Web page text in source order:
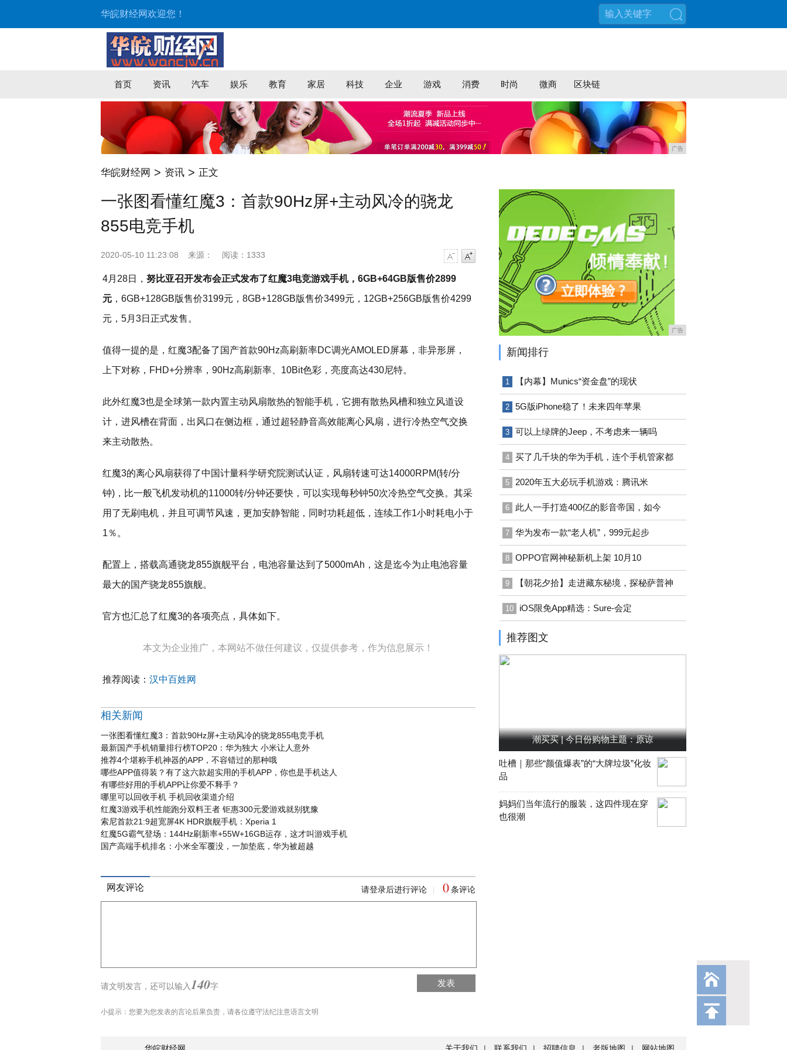
华皖财经网欢迎您！
首页 资讯 汽车 娱乐 教育 家居 科技 企业 游戏 消费 时尚 微商 区块链
广告
华皖财经网 > 资讯 > 正文
一张图看懂红魔3：首款90Hz屏+主动风冷的骁龙
855电竞手机
2020-05-10 11:23:08 来源： 阅读：1333
4月28日，努比亚召开发布会正式发布了红魔3电竞游戏手机，6GB+64GB版售价2899
元 ，6GB+128GB版售价3199元，8GB+128GB版售价3499元，12GB+256GB版售价4299
元，5月3日正式发售。
值得一提的是，红魔3配备了国产首款90Hz高刷新率DC调光AMOLED屏幕，非异形屏，
上下对称，FHD+分辨率，90Hz高刷新率、10Bit色彩，亮度高达430尼特。
此外红魔3也是全球第一款内置主动风扇散热的智能手机，它拥有散热风槽和独立风道设
计，进风槽在背面，出风口在侧边框，通过超轻静音高效能离心风扇，进行冷热空气交换
来主动散热。
红魔3的离心风扇获得了中国计量科学研究院测试认证，风扇转速可达14000RPM(转/分
钟)，比一般飞机发动机的11000转/分钟还要快，可以实现每秒钟50次冷热空气交换。其采
用了无刷电机，并且可调节风速，更加安静智能，同时功耗超低，连续工作1小时耗电小于
1％。
配置上，搭载高通骁龙855旗舰平台，电池容量达到了5000mAh，这是迄今为止电池容量
最大的国产骁龙855旗舰。
官方也汇总了红魔3的各项亮点，具体如下。
本文为企业推广，本网站不做任何建议，仅提供参考，作为信息展示！
推荐阅读： 汉中百姓网
相关新闻
一张图看懂红魔3：首款90Hz屏+主动风冷的骁龙855电竞手机
最新国产手机销量排行榜TOP20：华为独大 小米让人意外
推荐4个堪称手机神器的APP，不容错过的那种哦
哪些APP值得装？有了这六款超实用的手机APP，你也是手机达人
有哪些好用的手机APP让你爱不释手？
哪里可以回收手机 手机回收渠道介绍
红魔3游戏手机性能跑分双料王者 钜惠300元爱游戏就别犹豫
索尼首款21:9超宽屏4K HDR旗舰手机：Xperia 1
红魔5G霸气登场：144Hz刷新率+55W+16GB运存，这才叫游戏手机
国产高端手机排名：小米全军覆没，一加垫底，华为被超越
网友评论 请登录后进行评论 0条评论
请文明发言， 还可以输入140字 发表
小提示：您要为您发表的言论后果负责，请各位遵守法纪注意语言文明
广告
新闻排行
1 【内幕】Munics“资金盘”的现状
2 5G版iPhone稳了！未来四年苹果
3 可以上绿牌的Jeep，不考虑来一辆吗
4 买了几千块的华为手机，连个手机管家都
5 ​2020年五大必玩手机游戏：腾讯米
6 此人一手打造400亿的影音帝国，如今
7 华为发布一款“老人机”，999元起步
8 OPPO官网神秘新机上架 10月10
9 【朝花夕拾】走进藏东秘境，探秘萨普神
10 iOS限免App精选：Sure-会定
推荐图文
潮买买 | 今日份购物主题：原谅
吐槽｜那些“颜值爆表”的“大牌垃圾”化妆
品
妈妈们当年流行的服装，这四件现在穿
也很潮
回到首页